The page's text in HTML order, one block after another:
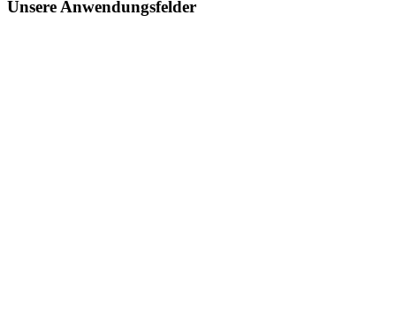
Unsere Anwendungsfelder